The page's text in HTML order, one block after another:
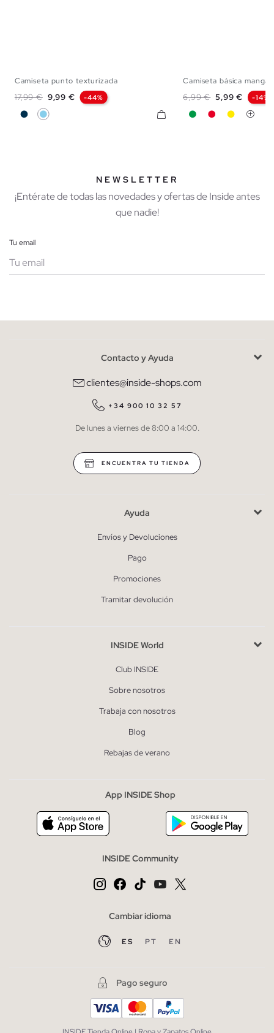
Camiseta punto texturizada
Precio base
17,99 € Precio
9,99 € -44%
Azul Marino
Azul Celeste
L
Camiseta básica manga
Precio base
6,99 € Precio
5,99 € -14%
VerdeRojo Amarillo
NEWSLETTER
¡Entérate de todas las novedades y ofertas de Inside antes
que nadie!
Tu email
He leído y entiendo lapolítica de privacidad
QUIERO SUSCRIBIRME
* Puedes cancelar la suscripción en cualquier momento.
Contacto y Ayuda
clientes@inside-shops.com
+34 900 10 32 57
De lunes a viernes de 8:00 a 14:00.
ENCUENTRA TU TIENDA
Ayuda
Envíos y Devoluciones
Pago
Promociones
Tramitar devolución
INSIDE World
Club INSIDE
Sobre nosotros
Trabaja con nosotros
Blog
Rebajas de verano
App INSIDE Shop
INSIDE Community
Cambiar idioma
ES PT EN
Pago seguro